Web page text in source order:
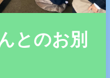
とのお別